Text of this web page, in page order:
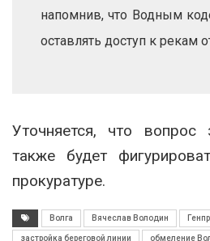
напомнив, что Водным
оставлять доступ к рекам
Уточняется, что вопрос
также будет
прокуратуре.
Волга Вячеслав Володин
застройка береговой линии обмеление